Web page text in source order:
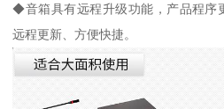
◆音箱具有远程升级功能，产品程序
远程更新、方便快捷。